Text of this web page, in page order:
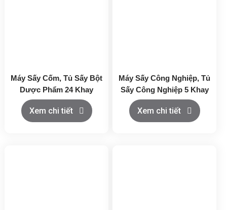
Máy Sấy Cốm, Tủ Sấy Bột
Dược Phẩm 24 Khay
Xem chi tiết
Máy Sấy Công Nghiệp, Tủ
Sấy Công Nghiệp 5 Khay
Xem chi tiết